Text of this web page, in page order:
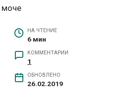
НА ЧТЕНИЕ
6 мин
КОММЕНТАРИИ
1
ОБНОВЛЕНО
26.02.2019